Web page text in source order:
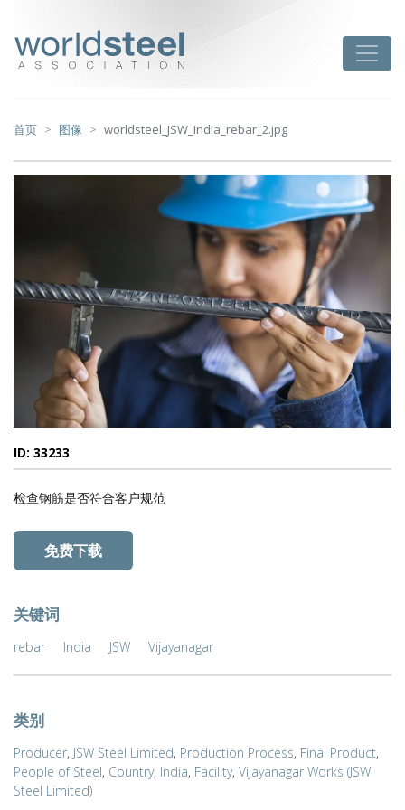
首页 图像 worldsteel_JSW_India_rebar_2.jpg
ID: 33233
检查钢筋是否符合客户规范
免费下载
关键词
rebar India JSW Vijayanagar
类别
Producer, JSW Steel Limited, Production Process, Final Product,
People of Steel, Country, India, Facility, Vijayanagar Works (JSW
Steel Limited)